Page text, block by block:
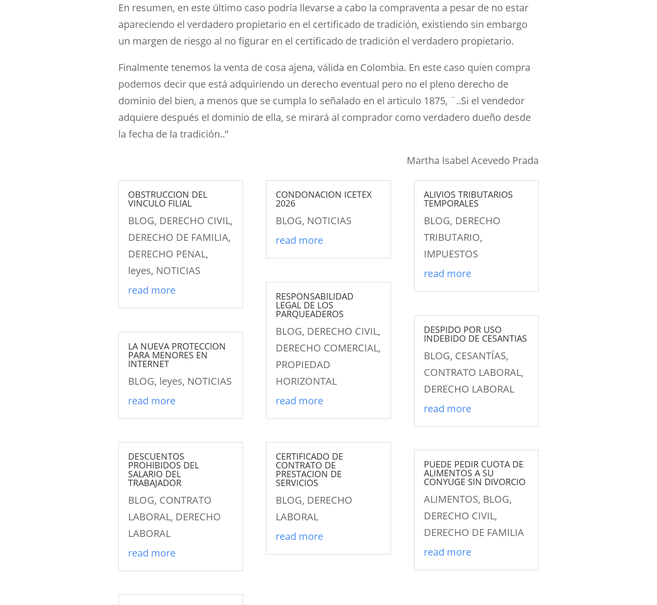
En resumen, en este último caso podría llevarse a cabo la compraventa a pesar de no estar
apareciendo el verdadero propietario en el certificado de tradición, existiendo sin embargo
un margen de riesgo al no figurar en el certificado de tradición el verdadero propietario.
Finalmente tenemos la venta de cosa ajena, válida en Colombia. En este caso quien compra
podemos decir que está adquiriendo un derecho eventual pero no el pleno derecho de
dominio del bien, a menos que se cumpla lo señalado en el articulo 1875, ¨..Si el vendedor
adquiere después el dominio de ella, se mirará al comprador como verdadero dueño desde
la fecha de la tradición..”
Martha Isabel Acevedo Prada
OBSTRUCCION DEL
VINCULO FILIAL
BLOG, DERECHO CIVIL,
DERECHO DE FAMILIA,
DERECHO PENAL,
leyes, NOTICIAS
read more
LA NUEVA PROTECCION
PARA MENORES EN
INTERNET
BLOG, leyes, NOTICIAS
read more
DESCUENTOS
PROHIBIDOS DEL
SALARIO DEL
TRABAJADOR
BLOG, CONTRATO
LABORAL, DERECHO
LABORAL
read more
CONDONACION ICETEX
2026
BLOG, NOTICIAS
read more
RESPONSABILIDAD
LEGAL DE LOS
PARQUEADEROS
BLOG, DERECHO CIVIL,
DERECHO COMERCIAL,
PROPIEDAD
HORIZONTAL
read more
CERTIFICADO DE
CONTRATO DE
PRESTACION DE
SERVICIOS
BLOG, DERECHO
LABORAL
read more
ALIVIOS TRIBUTARIOS
TEMPORALES
BLOG, DERECHO
TRIBUTARIO,
IMPUESTOS
read more
DESPIDO POR USO
INDEBIDO DE CESANTIAS
BLOG, CESANTÍAS,
CONTRATO LABORAL,
DERECHO LABORAL
read more
PUEDE PEDIR CUOTA DE
ALIMENTOS A SU
CONYUGE SIN DIVORCIO
ALIMENTOS, BLOG,
DERECHO CIVIL,
DERECHO DE FAMILIA
read more